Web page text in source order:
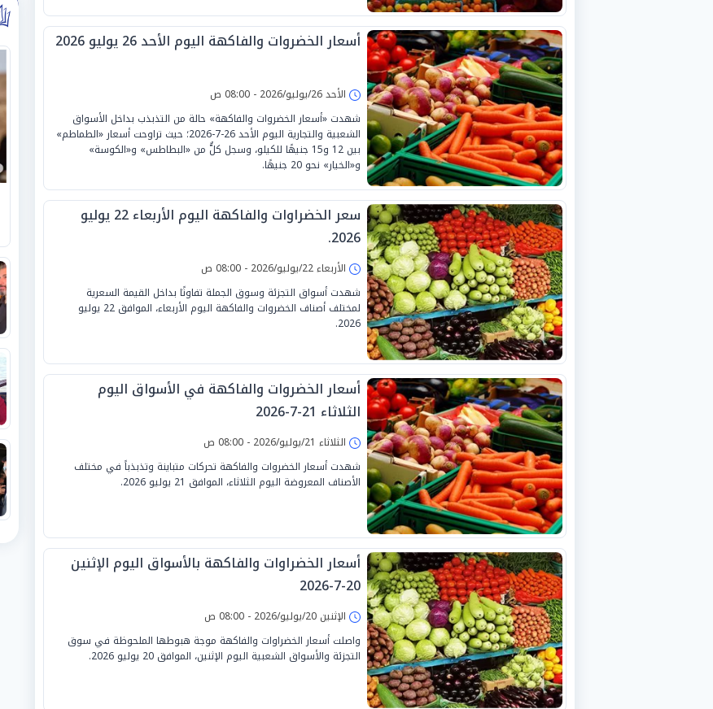
أسعار الخضروات والفاكهة اليوم الأحد 26 يوليو 2026
الأحد 26/يوليو/2026 - 08:00 ص
شهدت «أسعار الخضروات والفاكهة» حالة من التذبذب بداخل الأسواق
الشعبية والتجارية اليوم الأحد 26-7-2026؛ حيث تراوحت أسعار «الطماطم»
بين 12 و15 جنيهًا للكيلو، وسجل كلٌّ من «البطاطس» و«الكوسة»
و«الخيار» نحو 20 جنيهًا.
سعر الخضراوات والفاكهة اليوم الأربعاء 22 يوليو
2026.
الأربعاء 22/يوليو/2026 - 08:00 ص
شهدت أسواق التجزئة وسوق الجملة تفاوتًا بداخل القيمة السعرية
لمختلف أصناف الخضروات والفاكهة اليوم الأربعاء، الموافق 22 يوليو
2026.
أسعار الخضروات والفاكهة في الأسواق اليوم
الثلاثاء 21-7-2026
الثلاثاء 21/يوليو/2026 - 08:00 ص
شهدت أسعار الخضروات والفاكهة تحركات متباينة وتذبذباً في مختلف
الأصناف المعروضة اليوم الثلاثاء، الموافق 21 يوليو 2026.
أسعار الخضراوات والفاكهة بالأسواق اليوم الإثنين
20-7-2026
الإثنين 20/يوليو/2026 - 08:00 ص
واصلت أسعار الخضراوات والفاكهة موجة هبوطها الملحوظة في سوق
التجزئة والأسواق الشعبية اليوم الإثنين، الموافق 20 يوليو 2026.